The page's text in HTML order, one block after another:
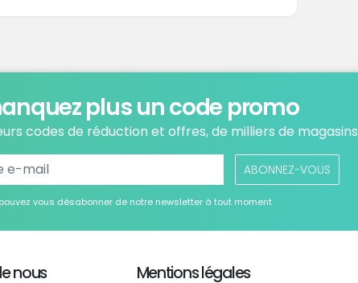
plus un code promo
codes de réduction et offres, de milliers de magasins
ABONNEZ-VOUS
vous désabonner de notre newsletter à tout moment
nous Mentions légales